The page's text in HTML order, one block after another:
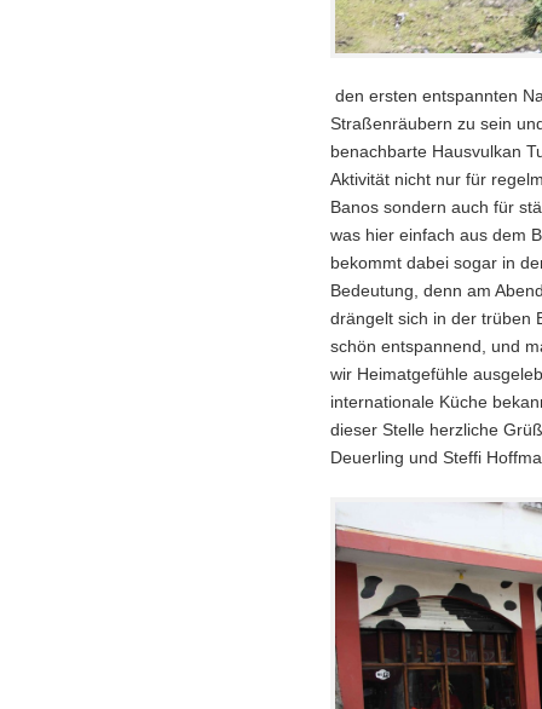
den ersten entspannten
Straßenräubern zu sein
benachbarte Hausvulkan
Aktivität nicht nur für
Banos sondern auch für
was hier einfach aus dem
bekommt dabei sogar in
Bedeutung, denn am
drängelt sich in der trüben
schön entspannend, und
wir Heimatgefühle
internationale Küche
dieser Stelle herzliche
Deuerling und Steffi